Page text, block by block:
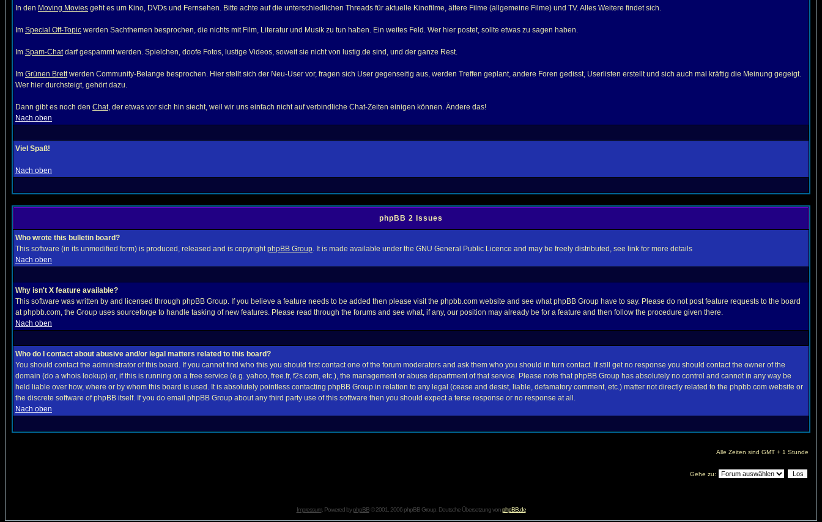
In den Moving Movies geht es um Kino, DVDs und Fernsehen. Bitte achte auf die unterschiedlichen Threads für aktuelle Kinofilme, ältere Filme (allgemeine Filme) und TV. Alles Weitere findet sich.
Im Special Off-Topic werden Sachthemen besprochen, die nichts mit Film, Literatur und Musik zu tun haben. Ein weites Feld. Wer hier postet, sollte etwas zu sagen haben.
Im Spam-Chatdarf gespammt werden. Spielchen, doofe Fotos, lustige Videos, soweit sie nicht von lustig.de sind, und der ganze Rest.
Im Grünen Brettwerden Community-Belange besprochen. Hier stellt sich der Neu-User vor, fragen sich User gegenseitig aus, werden Treffen geplant, andere Foren gedisst, Userlisten erstellt und sich auch mal kräftig die Meinung gegeigt.
Wer hier durchsteigt, gehört dazu.
Dann gibt es noch den Chat, der etwas vor sich hin siecht, weil wir uns einfach nicht auf verbindliche Chat-Zeiten einigen können. Ändere das!
Nach oben
Viel Spaß!
Nach oben
phpBB 2 Issues
Who wrote this bulletin board?
This software (in its unmodified form) is produced, released and is copyrightphpBB Group. It is made available under the GNU General Public Licence and may be freely distributed, see link for more details
Nach oben
Why isn't X feature available?
This software was written by and licensed through phpBB Group. If you believe a feature needs to be added then please visit the phpbb.com website and see what phpBB Group have to say. Please do not post feature requests to the board
at phpbb.com, the Group uses sourceforge to handle tasking of new features. Please read through the forums and see what, if any, our position may already be for a feature and then follow the procedure given there.
Nach oben
Who do I contact about abusive and/or legal matters related to this board?
You should contact the administrator of this board. If you cannot find who this you should first contact one of the forum moderators and ask them who you should in turn contact. If still get no response you should contact the owner of the
domain (do a whois lookup) or, if this is running on a free service (e.g. yahoo, free.fr, f2s.com, etc.), the management or abuse department of that service. Please note that phpBB Group has absolutely no control and cannot in any way be
held liable over how, where or by whom this board is used. It is absolutely pointless contacting phpBB Group in relation to any legal (cease and desist, liable, defamatory comment, etc.) matter not directly related to the phpbb.com website or
the discrete software of phpBB itself. If you do email phpBB Group about any third party use of this software then you should expect a terse response or no response at all.
Nach oben
Alle Zeiten sind GMT + 1 Stunde
Gehe zu:
Impressum. Powered byphpBB© 2001, 2006 phpBB Group. Deutsche Übersetzung vonphpBB.de